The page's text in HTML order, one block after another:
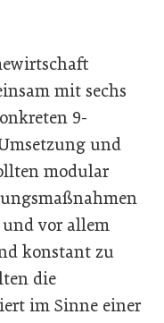
mit sechs
9-
und
modular
vor allem
konstant zu
die
im Sinne einer